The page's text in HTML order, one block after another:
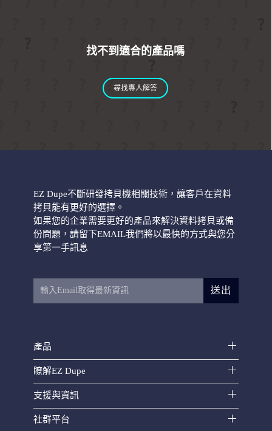
找不到適合的產品嗎
尋找專人解答
EZ Dupe不斷研發拷貝機相關技術，讓客戶在資料
拷貝能有更好的選擇。
如果您的企業需要更好的產品來解決資料拷貝或備
份問題，請留下EMAIL我們將以最快的方式與您分
享第一手訊息
送出
產品
瞭解EZ Dupe
支援與資訊
社群平台